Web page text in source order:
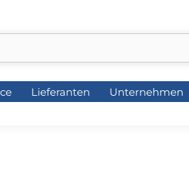
Lieferanten Unternehmen
Lieferanten Unternehmen